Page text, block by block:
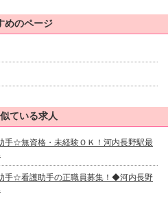
めのページ
ている求人
手☆無資格・未経験ＯＫ！河内長野駅最
手☆看護助手の正職員募集！◆河内長野